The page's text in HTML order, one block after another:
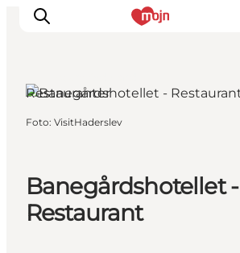
Det sker
Overnatning
Planlæg din ferie
Banegårdshotellet -
Restaurant
Restauranter
Foto: VisitHaderslev